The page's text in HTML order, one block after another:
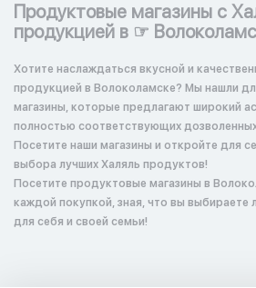
Продуктовые магазины с
продукцией в ☞
Хотите наслаждаться вкусной и
продукцией в Волоколамске? Мы нашли
магазины, которые предлагают широкий
полностью соответствующих
Посетите наши магазины и откройте для
выбора лучших Халяль продуктов!
Посетите продуктовые магазины в
каждой покупкой, зная, что вы выбираете
для себя и своей семьи!